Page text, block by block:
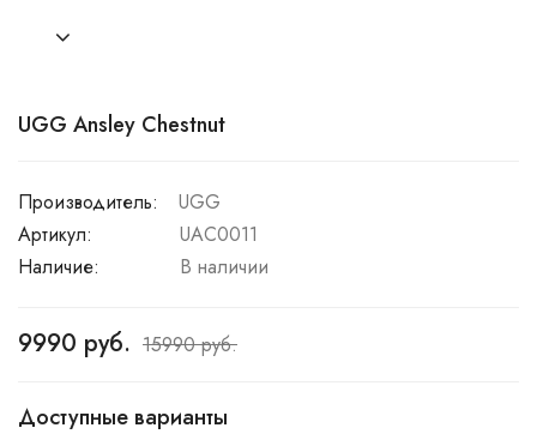
UGG Ansley Chestnut
Производитель:
UGG
Артикул:
UAC0011
Наличие:
В наличии
9990 руб. 15990 руб.
Доступные варианты